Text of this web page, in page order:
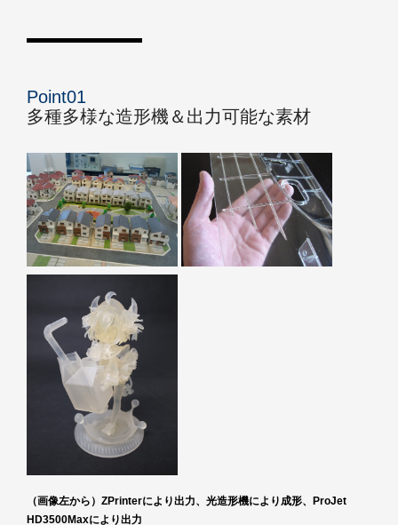
Point01
多種多様な造形機＆出力可能な素材
（画像左から）ZPrinterにより出力、光造形機により成形、ProJet
HD3500Maxにより出力